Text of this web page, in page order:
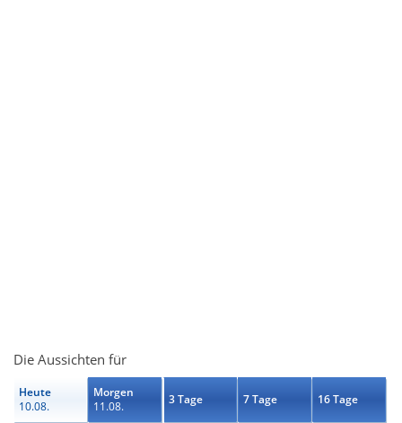
Die Aussichten für
Heute
10.08.
Morgen
11.08.
3 Tage 7 Tage 16 Tage